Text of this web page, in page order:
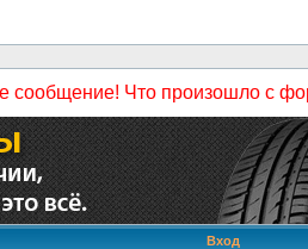
сообщение! Что произошло с
Вход